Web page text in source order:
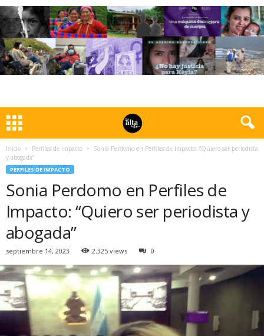
Inicio Perfiles de impacto
Sonia Perdomo en Perfiles de Impacto: “Quiero ser periodista
y abogada”
PERFILES DE IMPACTO
Sonia Perdomo en Perfiles de
Impacto: “Quiero ser periodista y
abogada”
septiembre 14, 2023 2.325 views 0